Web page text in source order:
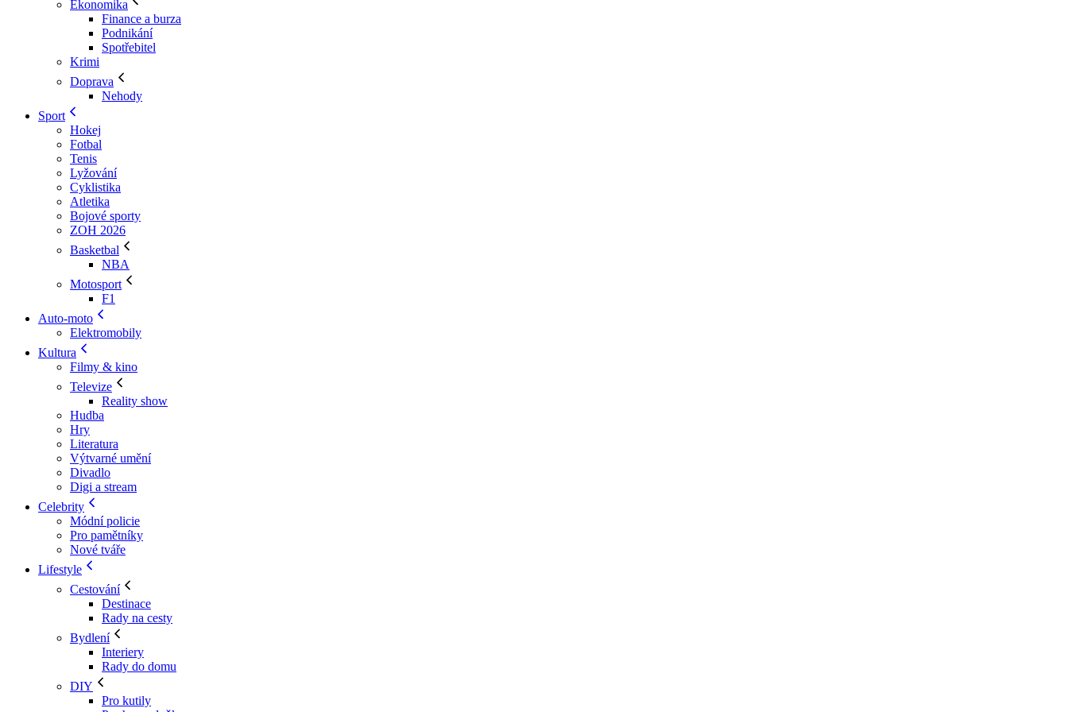
Ekonomika
Finance a burza
Podnikání
Spotřebitel
Krimi
Doprava
Nehody
Sport
Hokej
Fotbal
Tenis
Lyžování
Cyklistika
Atletika
Bojové sporty
ZOH 2026
Basketbal
NBA
Motosport
F1
Auto-moto
Elektromobily
Kultura
Filmy & kino
Televize
Reality show
Hudba
Hry
Literatura
Výtvarné umění
Divadlo
Digi a stream
Celebrity
Módní policie
Pro pamětníky
Nové tváře
Lifestyle
Cestování
Destinace
Rady na cesty
Bydlení
Interiery
Rady do domu
DIY
Pro kutily